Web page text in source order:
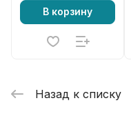
В корзину
Назад к списку